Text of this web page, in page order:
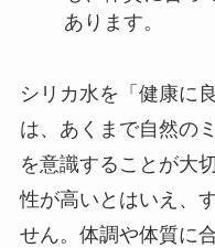
あります。
シリカ水を「健康に
は、あくまで自然の
を意識することが大
性が高いとはいえ、
せん。体調や体質に